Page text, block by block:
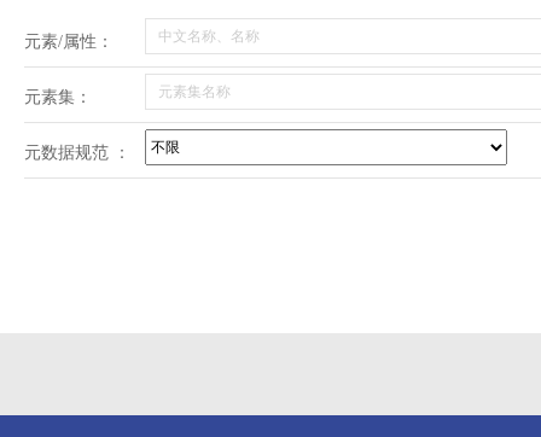
元素/属性：
元素集：
元数据规范 ：